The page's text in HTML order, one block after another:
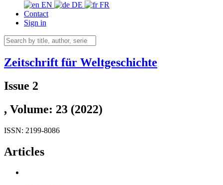
EN
DE
FR
Contact
Sign in
Zeitschrift für Weltgeschichte
Issue 2
, Volume: 23 (2022)
ISSN: 2199-8086
Articles